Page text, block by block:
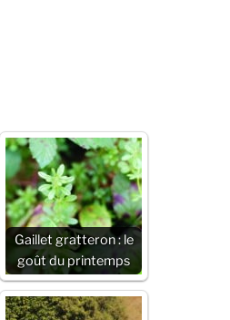
Gaillet gratteron : le
goût du printemps